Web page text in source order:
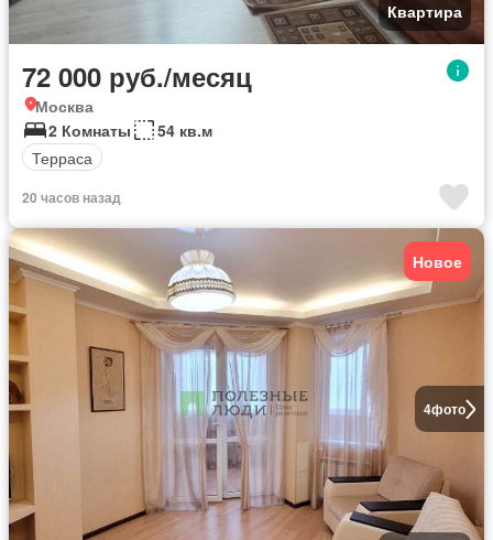
Квартира
72 000 руб./месяц
Москва
2 Комнаты
54 кв.м
Терраса
20 часов назад
4фото
Новое